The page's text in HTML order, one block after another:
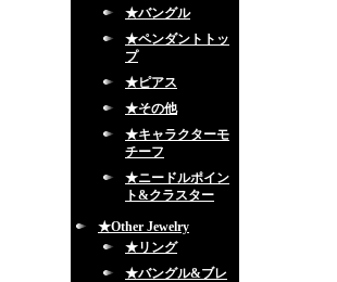
★バングル
★ペンダントトッ
プ
★ピアス
★その他
★キャラクターモ
チーフ
★ニードルポイン
ト&クラスター
★Other Jewelry
★リング
★バングル&ブレ